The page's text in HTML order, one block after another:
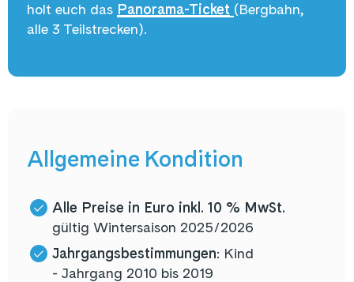
holt euch das Panorama-Ticket (Bergbahn,
alle 3 Teilstrecken).
Allgemeine Kondition
Alle Preise in Euro inkl. 10 % MwSt.
gültig Wintersaison 2025/2026
Jahrgangsbestimmungen: Kind
- Jahrgang 2010 bis 2019